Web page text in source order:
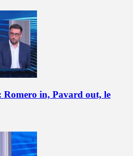
Romero in, Pavard out, le